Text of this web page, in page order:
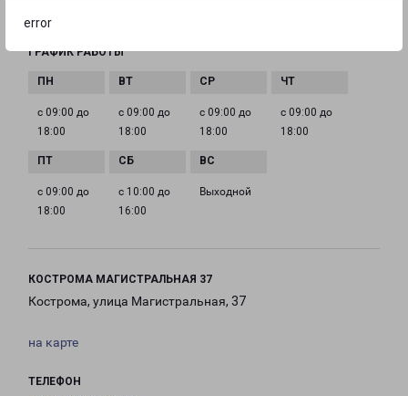
error
ГРАФИК РАБОТЫ
с 09:00 до
18:00
с 09:00 до
18:00
с 09:00 до
18:00
с 09:00 до
18:00
с 09:00 до
18:00
с 10:00 до
16:00
Выходной
КОСТРОМА МАГИСТРАЛЬНАЯ 37
Кострома, улица Магистральная, 37
на карте
ТЕЛЕФОН